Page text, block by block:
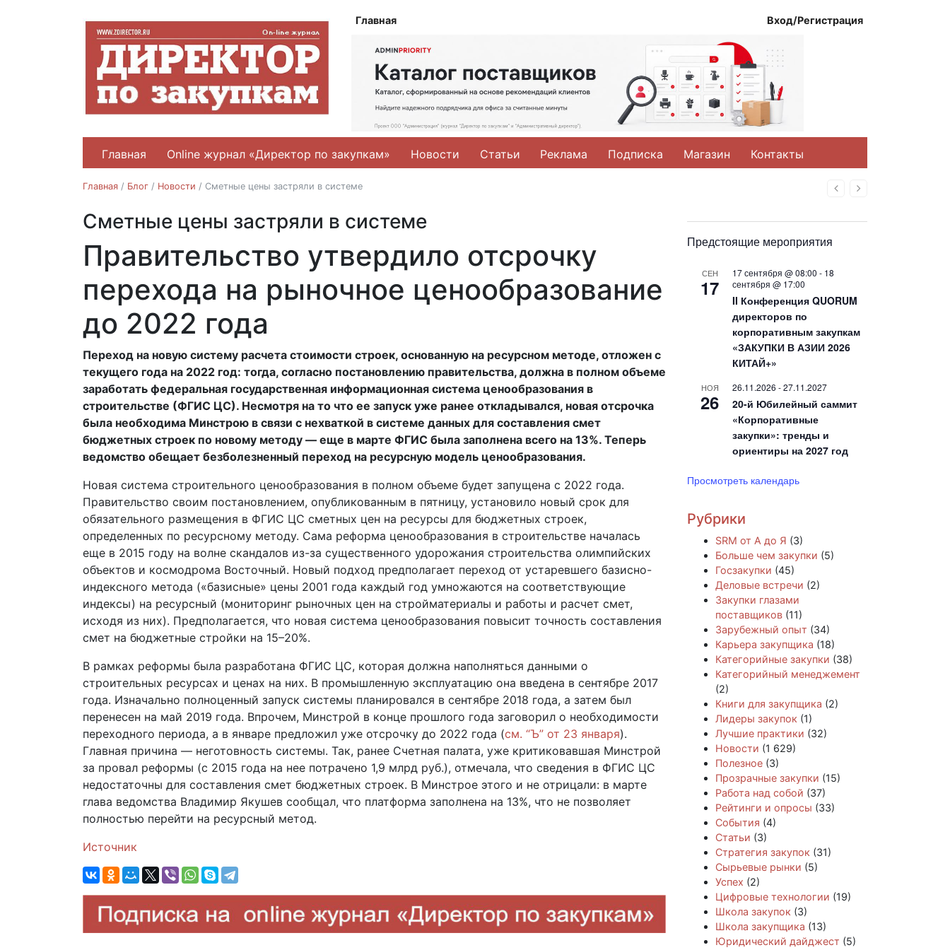
Главная Вход/Регистрация
Главная Online журнал «Директор по закупкам» Новости Статьи Реклама Подписка Магазин Контакты
НазадВперед
Главная / Блог / Новости / Сметные цены застряли в системе
Новости
Сметные цены застряли в системе
27.05.2019
Правительство утвердило отсрочку
перехода на рыночное ценообразование
до 2022 года
Переход на новую систему расчета стоимости строек, основанную на ресурсном методе, отложен с
текущего года на 2022 год: тогда, согласно постановлению правительства, должна в полном объеме
заработать федеральная государственная информационная система ценообразования в
строительстве (ФГИС ЦС). Несмотря на то что ее запуск уже ранее откладывался, новая отсрочка
была необходима Минстрою в связи с нехваткой в системе данных для составления смет
бюджетных строек по новому методу — еще в марте ФГИС была заполнена всего на 13%. Теперь
ведомство обещает безболезненный переход на ресурсную модель ценообразования.
Новая система строительного ценообразования в полном объеме будет запущена с 2022 года.
Правительство своим постановлением, опубликованным в пятницу, установило новый срок для
обязательного размещения в ФГИС ЦС сметных цен на ресурсы для бюджетных строек,
определенных по ресурсному методу. Сама реформа ценообразования в строительстве началась
еще в 2015 году на волне скандалов из-за существенного удорожания строительства олимпийских
объектов и космодрома Восточный. Новый подход предполагает переход от устаревшего базисно-
индексного метода («базисные» цены 2001 года каждый год умножаются на соответствующие
индексы) на ресурсный (мониторинг рыночных цен на стройматериалы и работы и расчет смет,
исходя из них). Предполагается, что новая система ценообразования повысит точность составления
смет на бюджетные стройки на 15–20%.
В рамках реформы была разработана ФГИС ЦС, которая должна наполняться данными о
строительных ресурсах и ценах на них. В промышленную эксплуатацию она введена в сентябре 2017
года. Изначально полноценный запуск системы планировался в сентябре 2018 года, а затем был
перенесен на май 2019 года. Впрочем, Минстрой в конце прошлого года заговорил о необходимости
переходного периода, а в январе предложил уже отсрочку до 2022 года (см. “Ъ” от 23 января).
Главная причина — неготовность системы. Так, ранее Счетная палата, уже критиковавшая Минстрой
за провал реформы (с 2015 года на нее потрачено 1,9 млрд руб.), отмечала, что сведения в ФГИС ЦС
недостаточны для составления смет бюджетных строек. В Минстрое этого и не отрицали: в марте
глава ведомства Владимир Якушев сообщал, что платформа заполнена на 13%, что не позволяет
полностью перейти на ресурсный метод.
Источник
Предстоящие мероприятия
СЕН
17
17 сентября @ 08:00 - 18
сентября @ 17:00
II Конференция QUORUM
директоров по
корпоративным закупкам
«ЗАКУПКИ В АЗИИ 2026
КИТАЙ+»
НОЯ
26
26.11.2026 -27.11.2027
20-й Юбилейный саммит
«Корпоративные
закупки»: тренды и
ориентиры на 2027 год
Просмотреть календарь
Рубрики
SRM от А до Я (3)
Больше чем закупки (5)
Госзакупки (45)
Деловые встречи (2)
Закупки глазами
поставщиков (11)
Зарубежный опыт (34)
Карьера закупщика (18)
Категорийные закупки (38)
Категорийный менеджемент
(2)
Книги для закупщика (2)
Лидеры закупок (1)
Лучшие практики (32)
Новости (1 629)
Полезное (3)
Прозрачные закупки (15)
Работа над собой (37)
Рейтинги и опросы (33)
События (4)
Статьи (3)
Стратегия закупок (31)
Сырьевые рынки (5)
Успех (2)
Цифровые технологии (19)
Школа закупок (3)
Школа закупщика (13)
Юридический дайджест (5)